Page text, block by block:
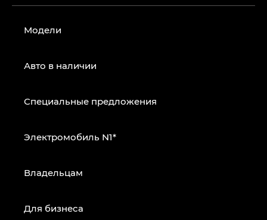
Модели
Авто в наличии
Специальные предложения
Электромобиль N1*
Владельцам
Для бизнеса